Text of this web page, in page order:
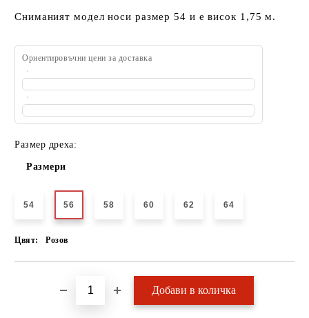
Сниманият модел носи размер 54 и е висок 1,75 м.
Ориентировъчни цени за доставка
Размер дреха:
Размери
54 56 58 60 62 64
Цвят: Розов